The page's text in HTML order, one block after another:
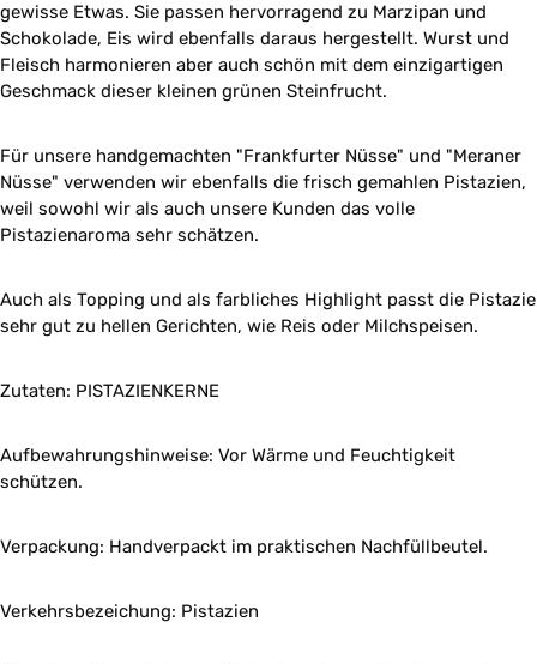
gewisse Etwas. Sie passen hervorragend zu Marzipan und
Schokolade, Eis wird ebenfalls daraus hergestellt. Wurst und
Fleisch harmonieren aber auch schön mit dem einzigartigen
Geschmack dieser kleinen grünen Steinfrucht.
Für unsere handgemachten "Frankfurter Nüsse" und "Meraner
Nüsse" verwenden wir ebenfalls die frisch gemahlen Pistazien,
weil sowohl wir als auch unsere Kunden das volle
Pistazienaroma sehr schätzen.
Auch als Topping und als farbliches Highlight passt die Pistazie
sehr gut zu hellen Gerichten, wie Reis oder Milchspeisen.
Zutaten: PISTAZIENKERNE
Aufbewahrungshinweise: Vor Wärme und Feuchtigkeit
schützen.
Verpackung: Handverpackt im praktischen Nachfüllbeutel.
Verkehrsbezeichung: Pistazien